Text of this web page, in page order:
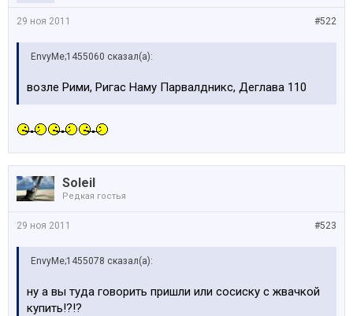
#522
29 ноя 2011
EnvyMe;1455060 сказал(а):
возле Рими, Ригас Наму Парвалдникс, Деглава 110
Soleil
Редкая гостья
#523
29 ноя 2011
EnvyMe;1455078 сказал(а):
ну а вы туда говорить пришли или сосиску с жвачкой
купить!?!?